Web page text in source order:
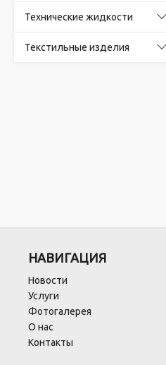
Технические жидкости
Текстильные изделия
НАВИГАЦИЯ
Новости
Услуги
Фотогалерея
О нас
Контакты